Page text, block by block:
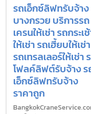
รถเอ็กซ์ลิฟทรับจ้าง
บางกรวย บริการรถ
เครนให้เช่า รถกระเ
ให้เช่า รถเฮี้ยบให้เช่า
รถเทรลเลอร์ให้เช่า
โฟลค์ลิฟต์รับจ้าง ร
เอ็กซ์ลิฟทรับจ้าง
ราคาถูก